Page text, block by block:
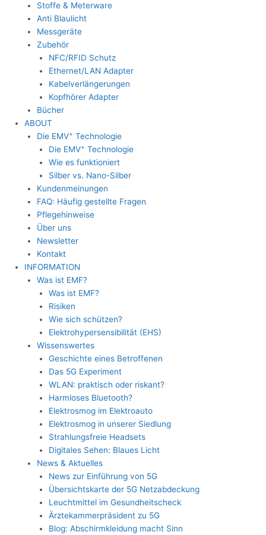
Stoffe & Meterware
Anti Blaulicht
Messgeräte
Zubehör
NFC/RFID Schutz
Ethernet/LAN Adapter
Kabelverlängerungen
Kopfhörer Adapter
Bücher
ABOUT
Die EMV+ Technologie
Die EMV+ Technologie
Wie es funktioniert
Silber vs. Nano-Silber
Kundenmeinungen
FAQ: Häufig gestellte Fragen
Pflegehinweise
Über uns
Newsletter
Kontakt
INFORMATION
Was ist EMF?
Was ist EMF?
Risiken
Wie sich schützen?
Elektrohypersensibilität (EHS)
Wissenswertes
Geschichte eines Betroffenen
Das 5G Experiment
WLAN: praktisch oder riskant?
Harmloses Bluetooth?
Elektrosmog im Elektroauto
Elektrosmog in unserer Siedlung
Strahlungsfreie Headsets
Digitales Sehen: Blaues Licht
News & Aktuelles
News zur Einführung von 5G
Übersichtskarte der 5G Netzabdeckung
Leuchtmittel im Gesundheitscheck
Ärztekammerpräsident zu 5G
Blog: Abschirmkleidung macht Sinn